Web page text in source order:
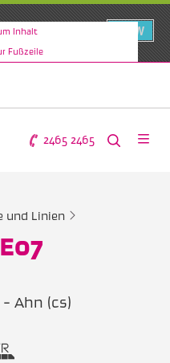
VIEW
Inhalt
Fußzeile
2465 2465
und Linien
Ahn (cs)